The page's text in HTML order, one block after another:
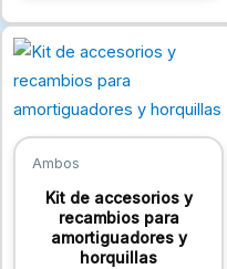
Ambos
Kit de accesorios y
recambios para
amortiguadores y
horquillas